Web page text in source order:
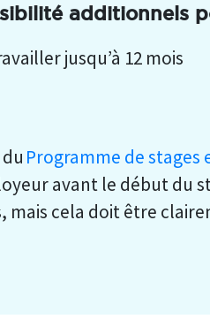
additionnels
jusqu’à 12 mois
Programme de stages
avant le début du
mais cela doit être